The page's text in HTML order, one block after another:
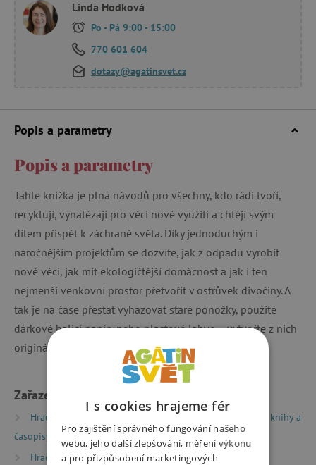
Linda Hodková
Po - Pá 9:00 - 15:00
770 601 604
dotazy@agatinsvet.cz
Popis a parametry
Popis a parametry
Tahle knížka je plná návodů pro všechny, kdo rádi tvoří,
recyklují, vynalézají pro věci nové využití a chtějí svým
dílem přispět k záchraně světa. Díky jednoduchým i
náročnějším projektům se dozvíte, jak z odpadu vyrobit
nové věci, jak mít ekologičtější domácnost a jak i ten
nejmenší venkovní prostor přetvořit v ostrůvek divočiny. A
tak je na čase přestat vyhazovat staré ponožky, použité
dárkové balicí papíry nebo plastové lahve – vytvořte z nich
originální dárky a vychytávky, co se šiknou!
Zařazeno v kategoriích
Hračky dle typu
Encyklopedie, naučné knihy a
časopisy
Encyklopedie a naučné knihy
Hračky dle typu
Knihy
Knížky pro nejmenší
I s cookies hrajeme fér
Pro zajištění správného fungování našeho
webu, jeho další zlepšování, měření výkonu
a pro přizpůsobení marketingových